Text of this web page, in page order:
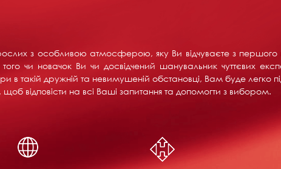
з особливою атмосферою, яку Ви відчуваєте з
чи новачок Ви чи досвідчений шанувальник чуттєвих
в такій дружній та невимушеній обстановці, Вам буде легко
відповісти на всі Ваші запитання та допомогти з вибором.